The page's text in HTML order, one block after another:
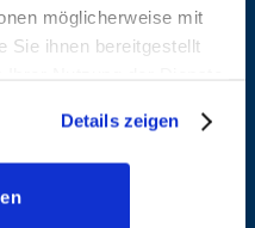
möglicherweise mit
Sie ihnen bereitgestellt
in der
widerrufen.
Details zeigen
Filadelfo